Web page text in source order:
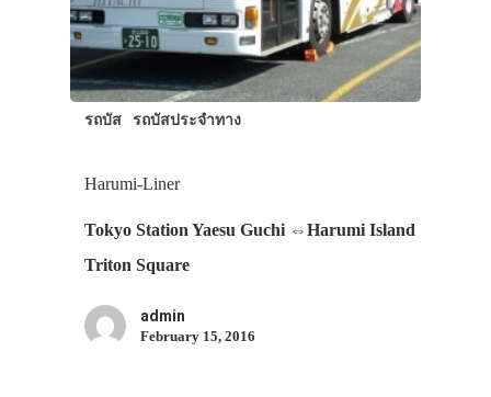
รถบัส รถบัสประจำทาง
Harumi-Liner
Tokyo Station Yaesu Guchi ⇔Harumi Island
Triton Square
admin
February 15, 2016